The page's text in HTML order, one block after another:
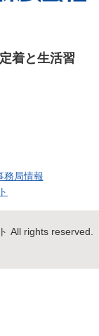
着と生活習
務局情報
All rights reserved.